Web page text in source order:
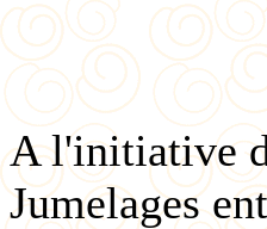
A l'initiative
Jumelages